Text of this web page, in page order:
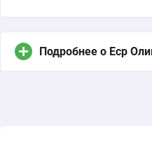
Подробнее о Еср